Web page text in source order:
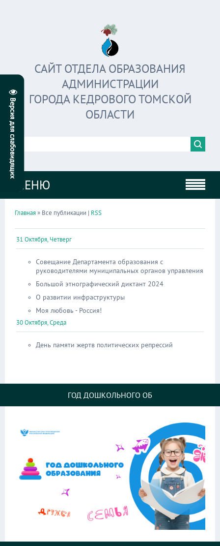
САЙТ ОТДЕЛА ОБРАЗОВАНИЯ
АДМИНИСТРАЦИИ
ГОРОДА КЕДРОВОГО ТОМСКОЙ
ОБЛАСТИ
МЕНЮ
Главная» Все публикации | RSS
31 Октября, Четверг
Совещание Департамента образования с
руководителями муниципальных органов управления
Большой этнографический диктант 2024
О развитии инфраструктуры
Моя любовь - Россия!
30 Октября, Среда
День памяти жертв политических репрессий
ГОД ДОШКОЛЬНОГО ОБ